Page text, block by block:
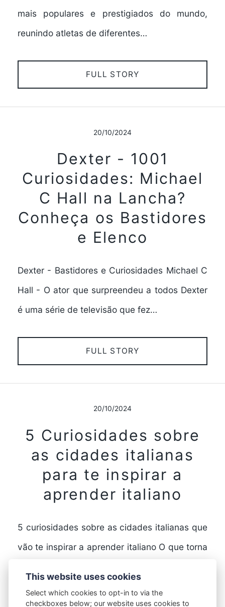
mais populares e prestigiados do mundo,
reunindo atletas de diferentes…
FULL STORY
20/10/2024
Dexter - 1001
Curiosidades: Michael
C Hall na Lancha?
Conheça os Bastidores
e Elenco
Dexter - Bastidores e Curiosidades Michael C
Hall - O ator que surpreendeu a todos Dexter
é uma série de televisão que fez…
FULL STORY
20/10/2024
5 Curiosidades sobre
as cidades italianas
para te inspirar a
aprender italiano
5 curiosidades sobre as cidades italianas que
vão te inspirar a aprender italiano O que torna
This website uses cookies
Select which cookies to opt-in to via the
checkboxes below; our website uses cookies to